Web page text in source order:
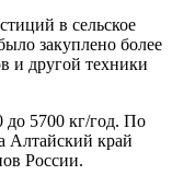
в сельское
закуплено более
и другой техники
до 5700 кг/год. По
Алтайский край
России.